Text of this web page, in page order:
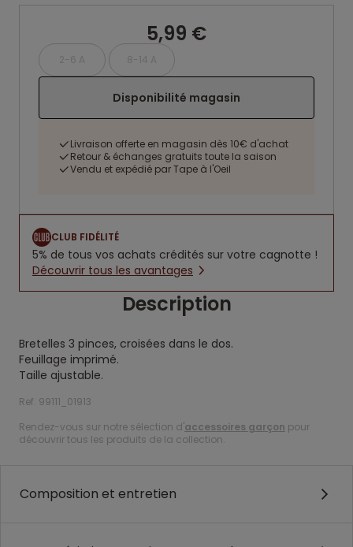
5,99 €
2-6 A 8-14 A
Disponibilité magasin
Livraison offerte en magasin dès 10€ d'achat
Retour & échanges gratuits toute la saison
Vendu et expédié par Tape à l'Oeil
CLUB FIDÉLITÉ
5% de tous vos achats crédités sur votre cagnotte !
Découvrir tous les avantages
Description
Bretelles 3 pinces, croisées dans le dos.
Feuillage imprimé.
Taille ajustable.
Ref. 99111_01913
Rendez-vous sur notre sélection d'accessoires garçon pour
découvrir tous les produits de la collection.
Composition et entretien